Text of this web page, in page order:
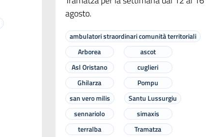
agosto.
ambulatori straordinari comunità territoriali
Arborea
ascot
Asl Oristano
cuglieri
Ghilarza
Pompu
san vero milis
Santu Lussurgiu
sennariolo
simaxis
terralba
Tramatza